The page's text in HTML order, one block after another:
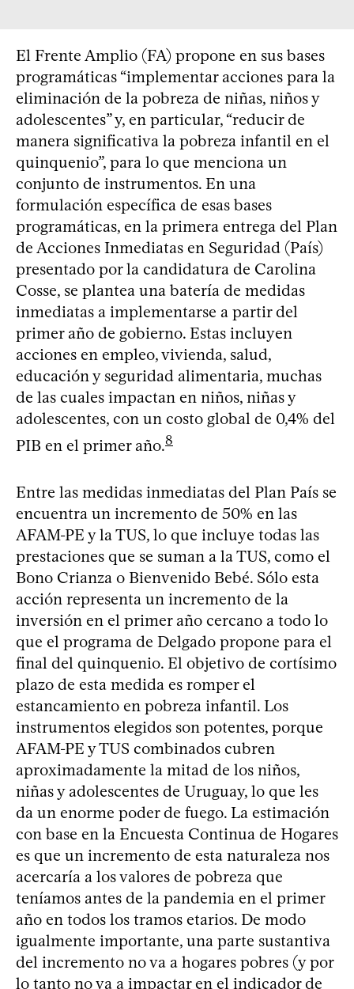
El Frente Amplio (FA) propone en sus bases
programáticas “implementar acciones para la
eliminación de la pobreza de niñas, niños y
adolescentes” y, en particular, “reducir de
manera significativa la pobreza infantil en el
quinquenio”, para lo que menciona un
conjunto de instrumentos. En una
formulación específica de esas bases
programáticas, en la primera entrega del Plan
de Acciones Inmediatas en Seguridad (País)
presentado por la candidatura de Carolina
Cosse, se plantea una batería de medidas
inmediatas a implementarse a partir del
primer año de gobierno. Estas incluyen
acciones en empleo, vivienda, salud,
educación y seguridad alimentaria, muchas
de las cuales impactan en niños, niñas y
adolescentes, con un costo global de 0,4% del
PIB en el primer año.8
Entre las medidas inmediatas del Plan País se
encuentra un incremento de 50% en las
AFAM-PE y la TUS, lo que incluye todas las
prestaciones que se suman a la TUS, como el
Bono Crianza o Bienvenido Bebé. Sólo esta
acción representa un incremento de la
inversión en el primer año cercano a todo lo
que el programa de Delgado propone para el
final del quinquenio. El objetivo de cortísimo
plazo de esta medida es romper el
estancamiento en pobreza infantil. Los
instrumentos elegidos son potentes, porque
AFAM-PE y TUS combinados cubren
aproximadamente la mitad de los niños,
niñas y adolescentes de Uruguay, lo que les
da un enorme poder de fuego. La estimación
con base en la Encuesta Continua de Hogares
es que un incremento de esta naturaleza nos
acercaría a los valores de pobreza que
teníamos antes de la pandemia en el primer
año en todos los tramos etarios. De modo
igualmente importante, una parte sustantiva
del incremento no va a hogares pobres (y por
lo tanto no va a impactar en el indicador de